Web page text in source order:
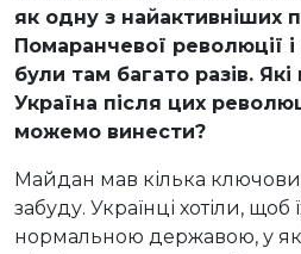
як одну з найактивніших
Помаранчевої революції
були там багато разів.
Україна після цих
можемо винести?
Майдан мав кілька
забуду. Українці хотіли, щоб
нормальною державою, у